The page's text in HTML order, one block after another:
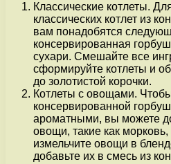
Классические котлеты.
классических котлет из
вам понадобятся
консервированная
сухари. Смешайте все
сформируйте котлеты и
до золотистой корочки.
Котлеты с овощами.
консервированной
ароматными, вы можете
овощи, такие как
измельчите овощи в
добавьте их в смесь из